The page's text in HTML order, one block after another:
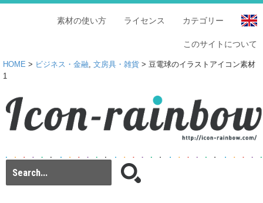
カテゴリー
ライセンス
素材の使い方
このサイトについて
HOME > ビジネス・金融, 文房具・雑貨 > 豆電球のイラストアイコン素材
1